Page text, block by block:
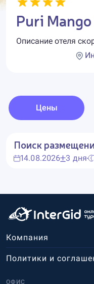
Puri
Описание отеля
Цены
Поиск
14.08.2026 3 дня
Компания
ОФИС
Политики и